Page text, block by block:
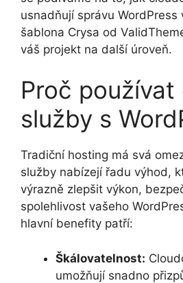
usnadňují správu WordPress
šablona Crysa od
váš projekt na další úroveň.
Proč
služby s
Tradiční hosting má svá
služby nabízejí řadu výhod,
výrazně zlepšit výkon,
spolehlivost vašeho
hlavní benefity patří:
Škálovatelnost:
umožňují snadno